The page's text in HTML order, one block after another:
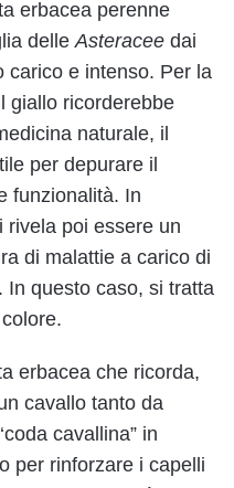
erbacea perenne
delleAsteracee dai
carico e intenso. Per la
giallo ricorderebbe
naturale, il
per depurare il
funzionalità. In
rivela poi essere un
di malattie a carico di
In questo caso, si tratta
erbacea che ricorda,
cavallo tanto da
cavallina” in
per rinforzare i capelli